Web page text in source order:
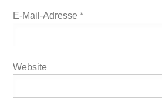
E-Mail-Adresse*
Website